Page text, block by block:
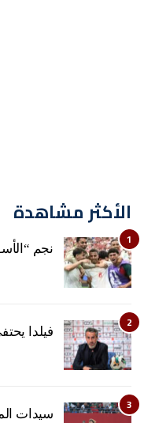
الأكثر مشاهدة
1
نجم
2
فيلدا
3
سيدات